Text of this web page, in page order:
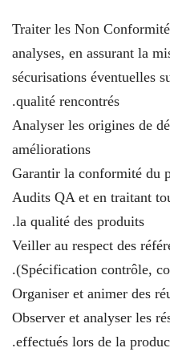
Traiter les Non
analyses, en assurant la
sécurisations éventuelles
qualité rencontrés.
Analyser les origines de
améliorations
Garantir la conformité du
Audits QA et en traitant
la qualité des produits.
Veiller au respect des
(Spécification contrôle,
Organiser et animer des
Observer et analyser les
effectués lors de la